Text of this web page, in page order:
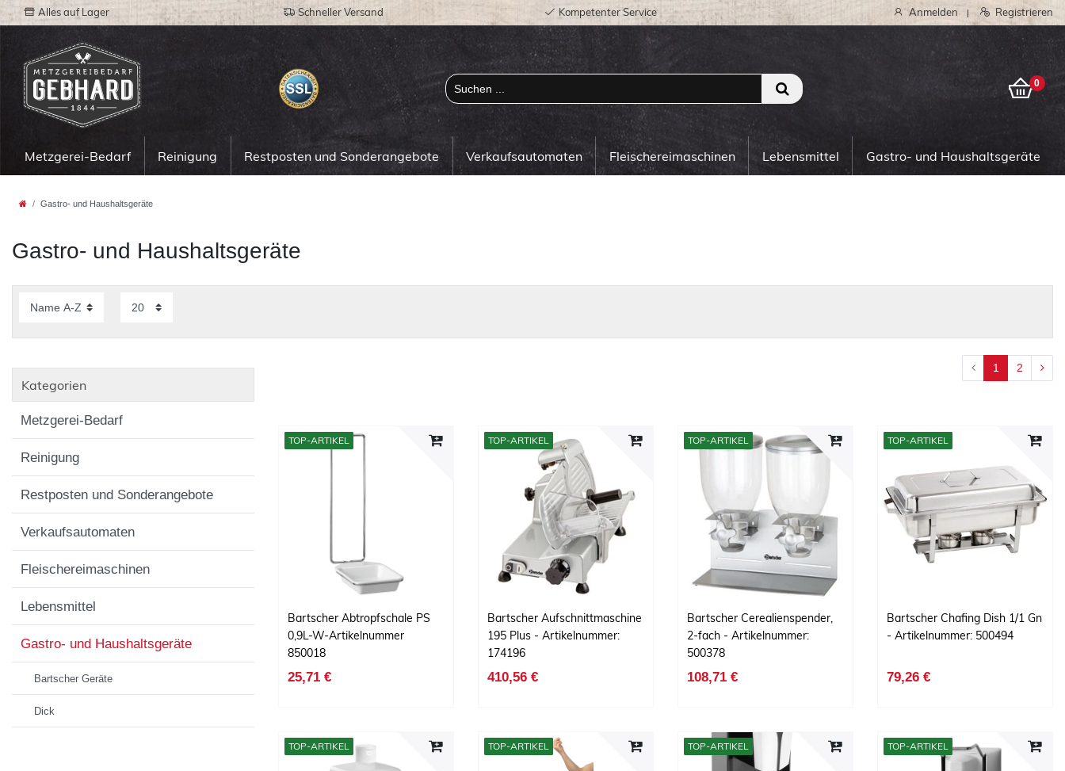
Alles auf Lager Schneller Versand Kompetenter Service Anmelden | Registrieren
0
0
Metzgerei-Bedarf Reinigung Restposten und Sonderangebote Verkaufsautomaten Fleischereimaschinen Lebensmittel Gastro- und Haushaltsgeräte
Gastro- und Haushaltsgeräte
Gastro- und Haushaltsgeräte
Kategorien
Metzgerei-Bedarf
Reinigung
Restposten und Sonderangebote
Verkaufsautomaten
Fleischereimaschinen
Lebensmittel
Gastro- und Haushaltsgeräte
Bartscher Geräte
Dick
1 2
TOP-ARTIKEL
Bartscher Abtropfschale PS
0,9L-W-Artikelnummer
850018
25,71 €
TOP-ARTIKEL
Bartscher Aufschnittmaschine
195 Plus - Artikelnummer:
174196
410,56 €
TOP-ARTIKEL
Bartscher Cerealienspender,
2-fach - Artikelnummer:
500378
108,71 €
TOP-ARTIKEL
Bartscher Chafing Dish 1/1 Gn
- Artikelnummer: 500494
79,26 €
TOP-ARTIKEL TOP-ARTIKEL TOP-ARTIKEL TOP-ARTIKEL